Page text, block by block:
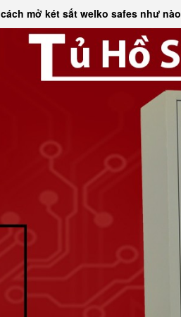
cách mở két sắt welko safes như nào